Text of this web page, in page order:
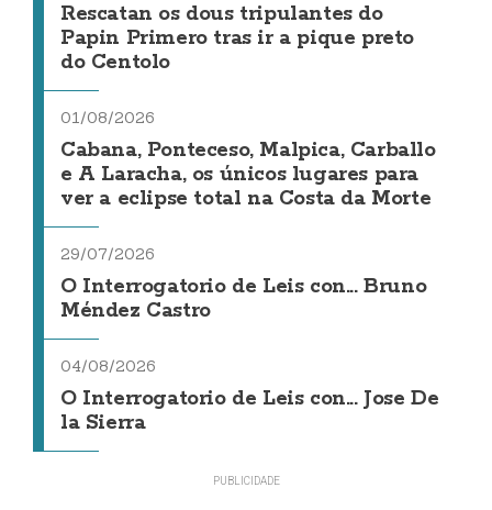
Rescatan os dous tripulantes do
Papin Primero tras ir a pique preto
do Centolo
01/08/2026
Cabana, Ponteceso, Malpica, Carballo
e A Laracha, os únicos lugares para
ver a eclipse total na Costa da Morte
29/07/2026
O Interrogatorio de Leis con... Bruno
Méndez Castro
04/08/2026
O Interrogatorio de Leis con... Jose De
la Sierra